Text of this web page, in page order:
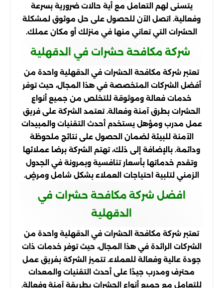
يتسنى لهم التعامل مع أية حالات ضرورية بسرعة
وفعالية. اتصل الآن للحصول على حل موثوق لمشكلة
الحشرات التي تعاني منها في منزلك أو مكان عملك.
شركة مكافحة حشرات في الدقهلية
تعتبر شركة مكافحة الحشرات في الدقهلية واحدة من
أفضل الشركات المتخصصة في هذا المجال، حيث توفر
خدمات فعالة وموثوقة للتخلص من جميع أنواع
الحشرات بطرق آمنة وفعالة. تعتمد الشركة على فريق
عمل مدرب ومؤهل يستخدم أحدث التقنيات والمبيدات
الآمنة للبيئة لضمان الحصول على نتائج ملحوظة
ودائمة. بالإضافة إلى ذلك، تهتم الشركة برضا عملائها
وتقدم خدماتها بأسعار تنافسية وبمرونة في الجدول
الزمني لتلبية احتياجات العملاء بشكل شامل ومرضٍ.
افضل شركة مكافحة حشرات في
الدقهلية
تعتبر شركة مكافحة الحشرات في الدقهلية واحدة من
الشركات الرائدة في هذا المجال، حيث توفر خدمات ذات
جودة عالية وفعالة للعملاء. تتميز الشركة بفريق عمل
محترف ومدرب جيدًا على أحدث التقنيات والمعدات
للتعامل مع جميع أنواع الحشرات بطريقة آمنة وفعالة.